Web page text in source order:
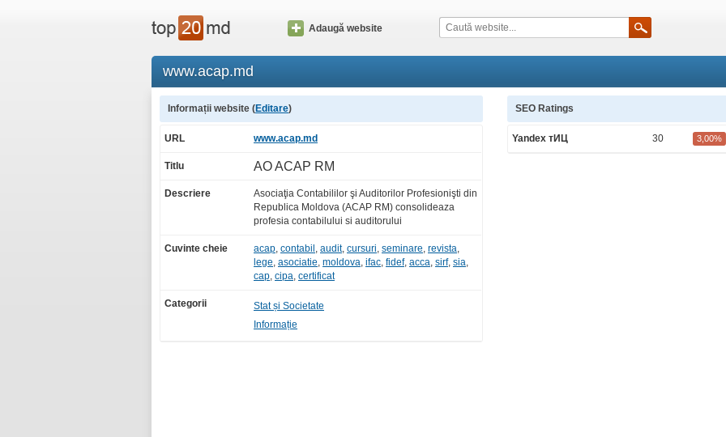
Adaugă website
www.acap.md
Informații website (Editare)
URL www.acap.md
Titlu AO ACAP RM
Descriere
Asociaţia Contabililor şi Auditorilor Profesionişti din
Republica Moldova (ACAP RM) consolideaza
profesia contabilului si auditorului
Cuvinte cheie acap, contabil , audit, cursuri, seminare, revista,
lege, asociatie, moldova, ifac, fidef, acca, sirf, sia,
cap, cipa, certificat
Categorii
Stat și Societate
Informație
SEO Ratings
Yandex тИЦ 30 3,00%